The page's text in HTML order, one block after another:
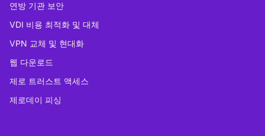
연방 기관 보안
VDI 비용 최적화 및 대체
VPN 교체 및 현대화
웹 다운로드
제로 트러스트 액세스
제로데이 피싱